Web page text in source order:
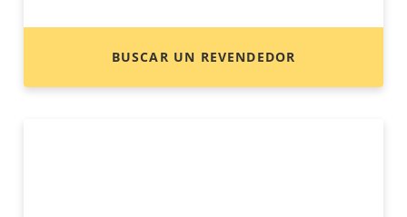
BUSCAR UN REVENDEDOR